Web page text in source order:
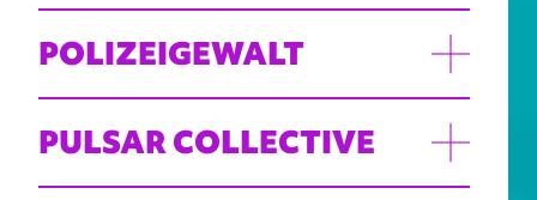
POLIZEIGEWALT
PULSAR COLLECTIVE